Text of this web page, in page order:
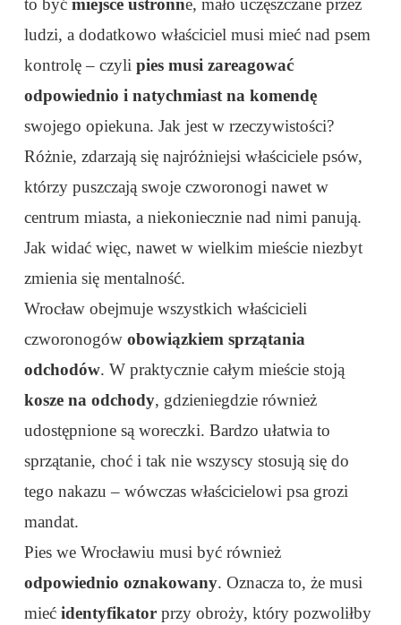
to być miejsce ustronne, mało uczęszczane przez
ludzi, a dodatkowo właściciel musi mieć nad psem
kontrolę – czyli pies musi zareagować
odpowiednio i natychmiast na komendę
swojego opiekuna. Jak jest w rzeczywistości?
Różnie, zdarzają się najróżniejsi właściciele psów,
którzy puszczają swoje czworonogi nawet w
centrum miasta, a niekoniecznie nad nimi panują.
Jak widać więc, nawet w wielkim mieście niezbyt
zmienia się mentalność.
Wrocław obejmuje wszystkich właścicieli
czworonogów obowiązkiem sprzątania
odchodów. W praktycznie całym mieście stoją
kosze na odchody, gdzieniegdzie również
udostępnione są woreczki. Bardzo ułatwia to
sprzątanie, choć i tak nie wszyscy stosują się do
tego nakazu – wówczas właścicielowi psa grozi
mandat.
Pies we Wrocławiu musi być również
odpowiednio oznakowany. Oznacza to, że musi
mieć identyfikator przy obroży, który pozwoliłby